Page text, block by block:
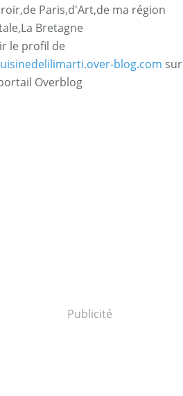
Paris,d'Art,de ma région
Bretagne
le profil de
blog.com sur
Overblog
Publicité